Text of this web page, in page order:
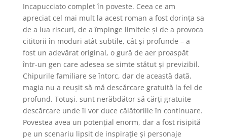
Incapucciato complet în poveste. Ceea ce am
apreciat cel mai mult la acest roman a fost dorința sa
de a lua riscuri, de a împinge limitele și de a provoca
cititorii în moduri atât subtile, cât și profunde – a
fost un adevărat original, o gură de aer proaspăt
într-un gen care adesea se simte stătut și previzibil.
Chipurile familiare se întorc, dar de această dată,
magia nu a reușit să mă descărcare gratuită la fel de
profund. Totuși, sunt nerăbdător să cărți gratuite
descărcare unde îi vor duce călătoriile în continuare.
Povestea avea un potențial enorm, dar a fost risipită
pe un scenariu lipsit de inspirație și personaje